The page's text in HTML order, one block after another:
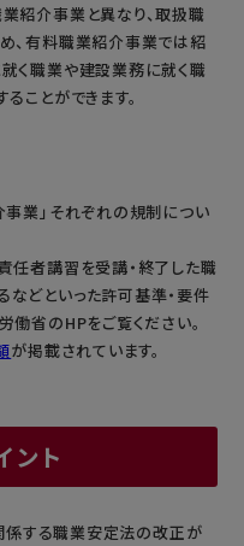
紹介事業と異なり、取扱職
、有料職業紹介事業では紹
く職業や建設業務に就く職
ことができます。
事業」それぞれの規制につい
任者講習を受講・終了した職
どといった許可基準・要件
省のHPをご覧ください。
が掲載されています。
ント
係する職業安定法の改正が